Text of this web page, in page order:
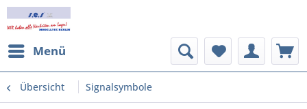
Menü
Übersicht Signalsymbole